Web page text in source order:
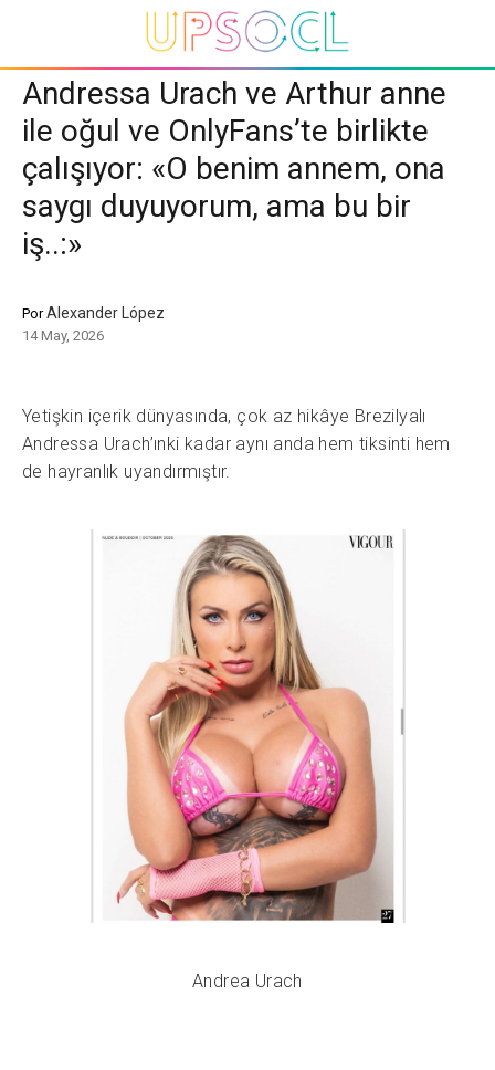
Andressa Urach ve Arthur anne
ile oğul ve OnlyFans’te birlikte
çalışıyor: «O benim annem, ona
saygı duyuyorum, ama bu bir
iş..:»
PorAlexander López
14 May, 2026
Yetişkin içerik dünyasında, çok az hikâye Brezilyalı
Andressa Urach’ınki kadar aynı anda hem tiksinti hem
de hayranlık uyandırmıştır.
Andrea Urach